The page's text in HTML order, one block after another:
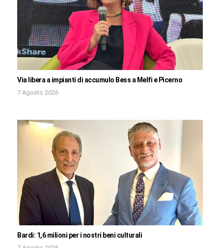
Via libera a impianti di accumulo Bess a Melfi e Picerno
7 Agosto 2026
Bardi: 1,6 milioni per i nostri beni culturali